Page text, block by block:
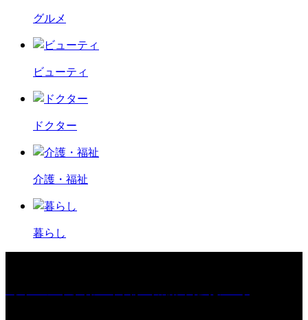
グルメ
ビューティ
ドクター
介護・福祉
暮らし